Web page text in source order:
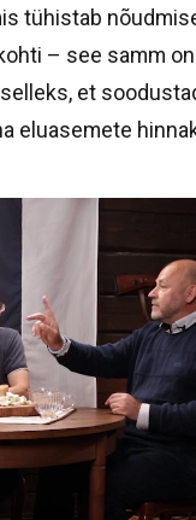
tühistab
– see samm
et
eluasemete